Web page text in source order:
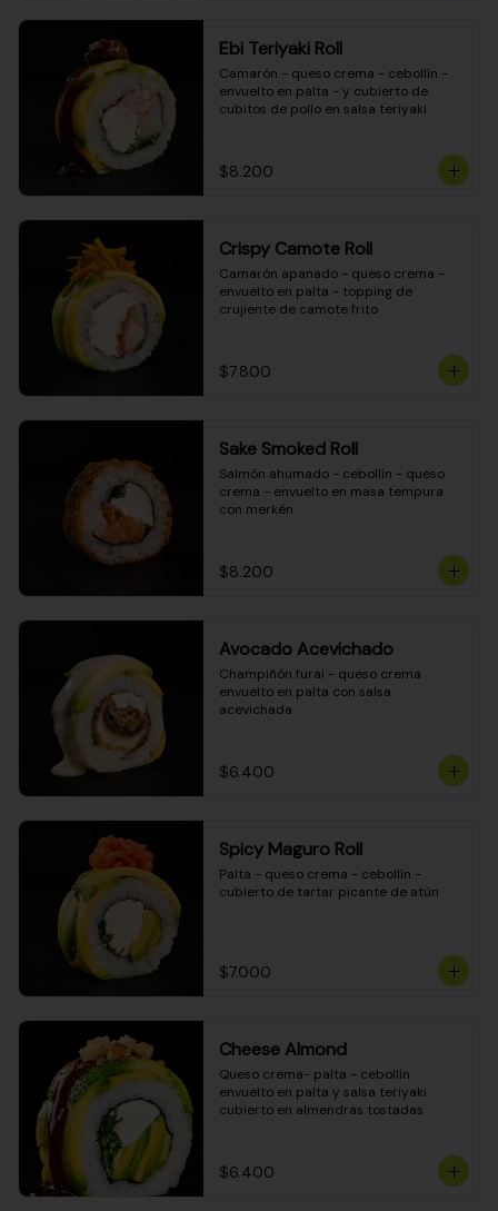
Ebi Teriyaki Roll
Camarón - queso crema - cebollín -
envuelto en palta - y cubierto de
cubitos de pollo en salsa teriyaki
$8.200
Crispy Camote Roll
Camarón apanado - queso crema -
envuelto en palta - topping de
crujiente de camote frito
$7.800
Sake Smoked Roll
Salmón ahumado - cebollín - queso
crema - envuelto en masa tempura
con merkén
$8.200
Avocado Acevichado
Champiñón furai - queso crema
envuelto en palta con salsa
acevichada
$6.400
Spicy Maguro Roll
Palta - queso crema - cebollín -
cubierto de tartar picante de atún
$7.000
Cheese Almond
Queso crema- palta - cebollín
envuelto en palta y salsa teriyaki
cubierto en almendras tostadas
$6.400